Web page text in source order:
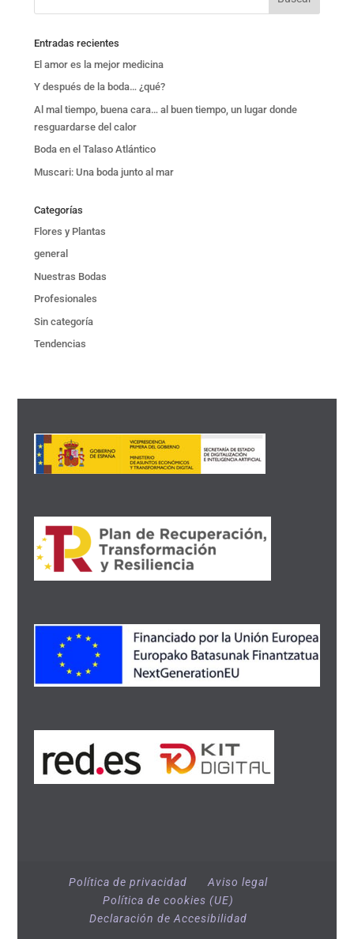
Entradas recientes
El amor es la mejor medicina
Y después de la boda… ¿qué?
Al mal tiempo, buena cara… al buen tiempo, un lugar donde
resguardarse del calor
Boda en el Talaso Atlántico
Muscari: Una boda junto al mar
Categorías
Flores y Plantas
general
Nuestras Bodas
Profesionales
Sin categoría
Tendencias
Política de privacidad
Aviso legal
Política de cookies (UE)
Declaración de Accesibilidad